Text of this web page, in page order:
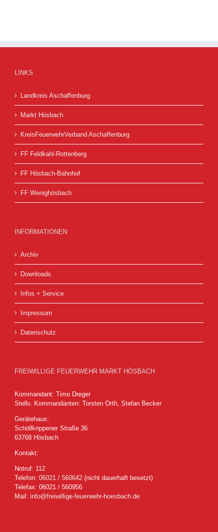
LINKS
Landkreis Aschaffenburg
Markt Hösbach
KreisFeuerwehrVerband Aschaffenburg
FF Feldkahl-Rottenberg
FF Hösbach-Bahnhof
FF Wenighösbach
INFORMATIONEN
Archiv
Downloads
Infos + Service
Impressum
Datenschutz
FREIWILLIGE FEUERWEHR MARKT HÖSBACH
Kommandant: Timo Dreger
Stellv. Kommandanten: Torsten Orth, Stefan Becker
Gerätehaus:
Schöllkrippener Straße 36
63768 Hösbach
Kontakt:
Notruf: 112
Telefon: 06021 / 560642 (nicht dauerhaft besetzt)
Telefax: 06021 / 560956
Mail: info@freiwillige-feuerwehr-hoesbach.de